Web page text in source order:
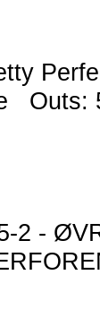
Outs:
2 -